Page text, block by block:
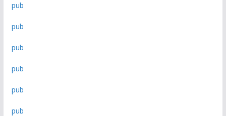
pub
pub
pub
pub
pub
pub